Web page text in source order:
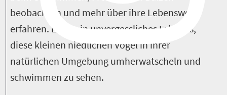
beobachten und mehr über ihre Lebensweise
erfahren. Es ist ein unvergessliches Erlebnis,
diese kleinen niedlichen Vögel in ihrer
natürlichen Umgebung umherwatscheln und
schwimmen zu sehen.